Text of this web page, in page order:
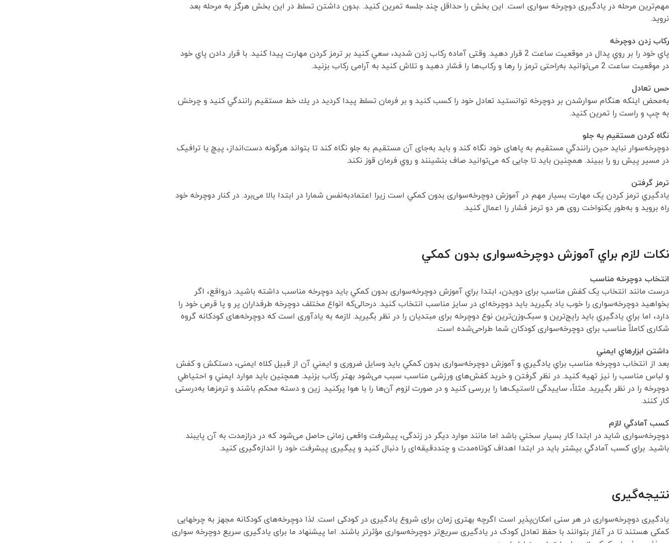
مهم‌ترین مرحله در یادگیری دوچرخه سواری است. این بخش را حداقل چند جلسه تمرین کنید. .بدون داشتن تسلط در این بخش هرگز به مرحله بعد
نروید.
رکاب زدن دوچرخه
پاي خود را بر روي پدال در موقعیت ساعت 2 قرار دهید. وقتی آماده رکاب زدن شديد، سعي كنيد بر ترمز كردن مهارت پيدا كنيد. با قرار دادن پاي خود
در موقعيت ساعت 2 می‌توانید به‌راحتی ترمز را رها و رکاب‌ها را فشار دهيد و تلاش کنید به آرامی رکاب بزنید.
حس تعادل
به‌محض اینکه هنگام سوارشدن بر دوچرخه توانستيد تعادل خود را كسب كنيد و بر فرمان تسلط پيدا كرديد در يك خط مستقيم رانندگي كنيد و چرخش
به چپ و راست را تمرین كنيد.
نگاه كردن مستقيم به جلو
دوچرخه‌سوار نبايد حين رانندگي مستقيم به پاهای خود نگاه كند و بايد به‌جای آن مستقیم به جلو نگاه کند تا بتواند هرگونه دست‌انداز، پیچ یا ترافیک
در مسیر پیش رو را ببیند. همچنین باید تا جایی که می‌توانید صاف بنشینند و روي فرمان قوز نكند.
ترمز گرفتن
يادگيري ترمز کردن یک مهارت بسیار مهم در آموزش دوچرخه‌سواری بدون كمكي است زيرا اعتمادبه‌نفس شمارا در ابتدا بالا می‌برد. در کنار دوچرخه خود
راه بروید و به‌طور یکنواخت روی هر دو ترمز فشار را اعمال کنید.
نكات لازم براي آموزش دوچرخه‌سواری بدون كمكي
انتخاب دوچرخه مناسب
درست مانند انتخاب یک کفش مناسب برای دویدن، ابتدا براي آموزش دوچرخه‌سواری بدون كمكي بايد دوچرخه مناسب داشته باشيد. درواقع، اگر
بخواهيد دوچرخه‌سواری را خوب ياد بگيريد بايد دوچرخه‌ای در سایز مناسب انتخاب كنيد. درحالی‌که انواع مختلف دوچرخه طرفداران پر و پا قرص خود را
دارد، اما براي يادگيري بايد رایج‌ترین و سبک‌وزن‌ترین نوع دوچرخه‌ برای مبتدیان را در نظر بگيريد. لازمه به یادآوری است که دوچرخه‌های کودکانه گروه
شکاری کاملاً مناسب برای دوچرخه‌سواری کودکان شما طراحی‌شده است.
داشتن ابزارهاي ايمني
بعد از انتخاب دوچرخه مناسب براي يادگيري و آموزش دوچرخه‌سواری بدون كمكي بايد وسایل ضروری و ايمني آن از قبيل کلاه ایمنی، دستكش و كفش
و لباس مناسب را نيز تهيه كنيد. در نظر گرفتن و خريد کفش‌های ورزشی مناسب سبب می‌شود بهتر ركاب بزنيد. همچنين بايد موارد ايمني و احتياطي
دوچرخه را در نظر بگيريد. مثلاً، ساییدگی لاستیک‌ها را بررسی کنید و در صورت لزوم آن‌ها را با هوا پرکنید. زین و دسته محکم باشند و ترمزها به‌درستی
کار کنند.
كسب آمادگي لازم
دوچرخه‌سواری شايد در ابتدا كار بسيار سختي باشد اما مانند موارد ديگر در زندگی، پیشرفت واقعی زمانی حاصل می‌شود که در درازمدت به آن پایبند
باشید. براي كسب آمادگي بيشتر بايد در ابتدا اهداف کوتاه‌مدت و چنددقیقه‌ای را دنبال كنيد و پیگیری پیشرفت خود را اندازه‌گیری كنيد.
نتیجه‌گیری
یادگیری دوچرخه‌سواری در هر سنی امکان‌پذیر است اگرچه بهتری زمان برای شروع یادگیری در کودکی است. لذا دوچرخه‌های کودکانه مجهز به چرخهایی
کمکی هستند تا در آغاز بتوانند با حفظ تعادل کودک در یادگیری سریع‌تر دوچرخه‌سواری مؤثرتر باشند. اما پیشنهاد ما برای یادگیری سریع دوچرخه سواری